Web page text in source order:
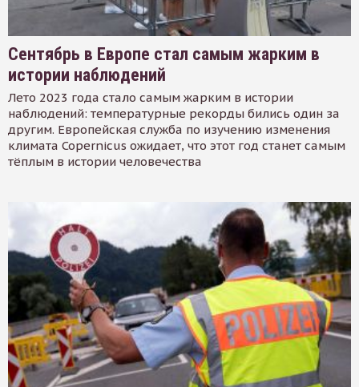
Сентябрь в Европе стал самым жарким в
истории наблюдений
Лето 2023 года стало самым жарким в истории
наблюдений: температурные рекорды бились один за
другим. Европейская служба по изучению изменения
климата Copernicus ожидает, что этот год станет самым
тёплым в истории человечества